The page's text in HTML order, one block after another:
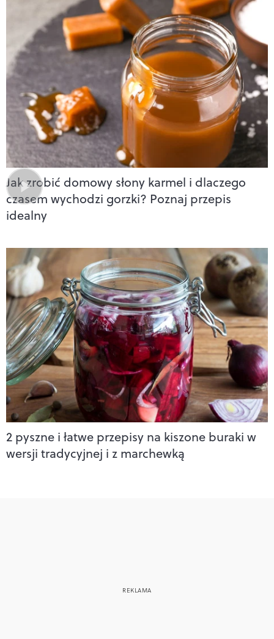
Jak zrobić domowy słony karmel i dlaczego
czasem wychodzi gorzki? Poznaj przepis
idealny
2 pyszne i łatwe przepisy na kiszone buraki w
wersji tradycyjnej i z marchewką